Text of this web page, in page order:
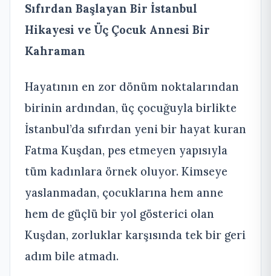
Sıfırdan Başlayan Bir İstanbul
Hikayesi ve Üç Çocuk Annesi Bir
Kahraman
Hayatının en zor dönüm noktalarından
birinin ardından, üç çocuğuyla birlikte
İstanbul’da sıfırdan yeni bir hayat kuran
Fatma Kuşdan, pes etmeyen yapısıyla
tüm kadınlara örnek oluyor. Kimseye
yaslanmadan, çocuklarına hem anne
hem de güçlü bir yol gösterici olan
Kuşdan, zorluklar karşısında tek bir geri
adım bile atmadı.